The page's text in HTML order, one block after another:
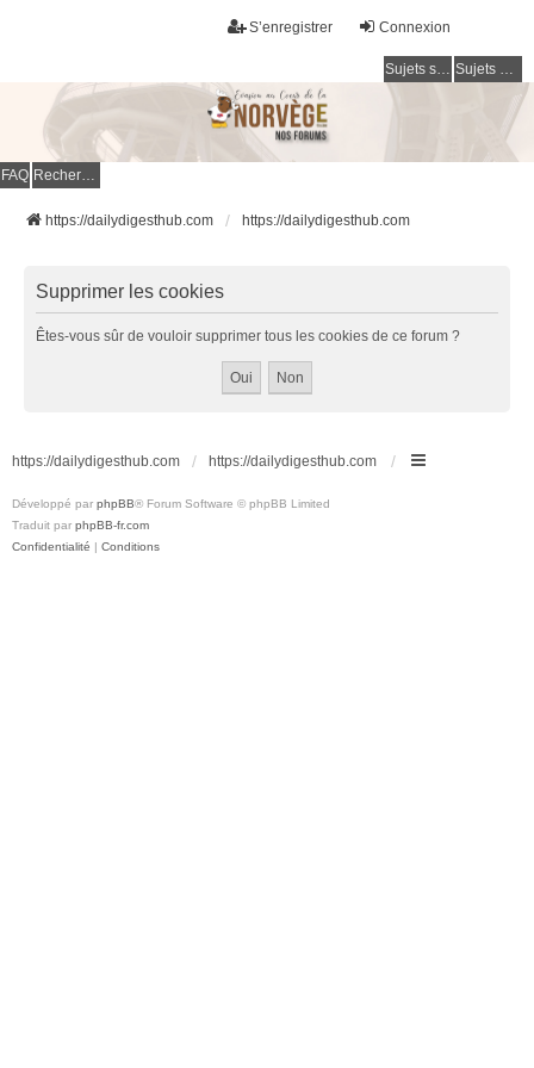
Connexion
S’enregistrer
Sujets sans réponse Sujets actifs
FAQ Rechercher
https://dailydigesthub.com https://dailydigesthub.com
Supprimer les cookies
Êtes-vous sûr de vouloir supprimer tous les cookies de ce forum ?
https://dailydigesthub.com https://dailydigesthub.com
Développé par phpBB® Forum Software © phpBB Limited
Traduit par phpBB-fr.com
Confidentialité | Conditions